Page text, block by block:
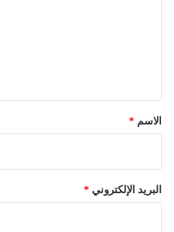
*الاسم *
البريد الإلكتروني *